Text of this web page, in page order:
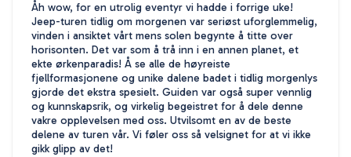
Åh wow, for en utrolig eventyr vi hadde i forrige uke!
Jeep-turen tidlig om morgenen var seriøst uforglemmelig,
vinden i ansiktet vårt mens solen begynte å titte over
horisonten. Det var som å trå inn i en annen planet, et
ekte ørkenparadis! Å se alle de høyreiste
fjellformasjonene og unike dalene badet i tidlig morgenlys
gjorde det ekstra spesielt. Guiden var også super vennlig
og kunnskapsrik, og virkelig begeistret for å dele denne
vakre opplevelsen med oss. Utvilsomt en av de beste
delene av turen vår. Vi føler oss så velsignet for at vi ikke
gikk glipp av det!